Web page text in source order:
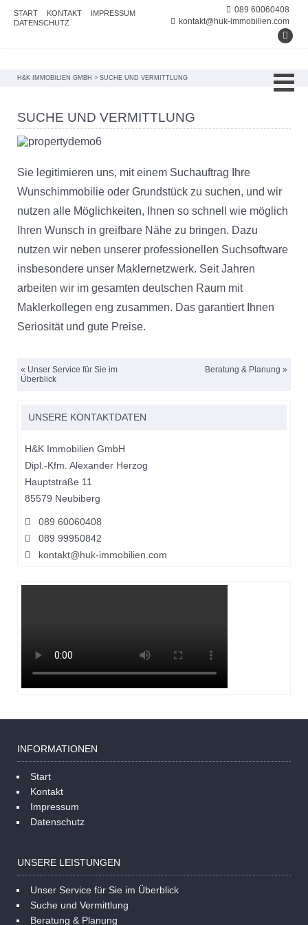
START KONTAKT
IMPRESSUM
DATENSCHUTZ
089 60060408
kontakt@huk-immobilien.com
H&K IMMOBILIEN GMBH > SUCHE UND VERMITTLUNG
SUCHE UND VERMITTLUNG
Sie legitimieren uns, mit einem Suchauftrag Ihre
Wunschimmobilie oder Grundstück zu suchen, und wir
nutzen alle Möglichkeiten, Ihnen so schnell wie möglich
Ihren Wunsch in greifbare Nähe zu bringen. Dazu
nutzen wir neben unserer professionellen Suchsoftware
insbesondere unser Maklernetzwerk. Seit Jahren
arbeiten wir im gesamten deutschen Raum mit
Maklerkollegen eng zusammen. Das garantiert Ihnen
Seriosität und gute Preise.
« Unser Service für Sie im
Überblick
Beratung & Planung »
UNSERE KONTAKTDATEN
H&K Immobilien GmbH
Dipl.-Kfm. Alexander Herzog
Hauptstraße 11
85579 Neubiberg
089 60060408
089 99950842
kontakt@huk-immobilien.com
INFORMATIONEN
Start
Kontakt
Impressum
Datenschutz
UNSERE LEISTUNGEN
Unser Service für Sie im Überblick
Suche und Vermittlung
Beratung & Planung